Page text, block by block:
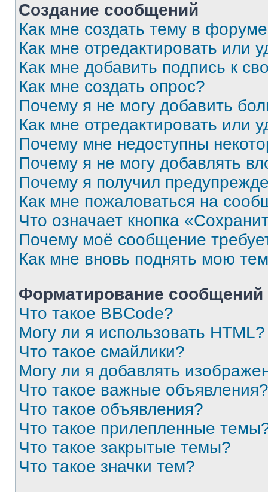
Создание сообщений
Как мне создать тему в
Как мне отредактировать или
Как мне добавить подпись к
Как мне создать опрос?
Почему я не могу добавить
Как мне отредактировать или
Почему мне недоступны
Почему я не могу добавлять
Почему я получил
Как мне пожаловаться на
Что означает кнопка
Почему моё сообщение
Как мне вновь поднять мою
Форматирование
Что такое BBCode?
Могу ли я использовать HTML?
Что такое смайлики?
Могу ли я добавлять
Что такое важные объявления?
Что такое объявления?
Что такое прилепленные
Что такое закрытые темы?
Что такое значки тем?